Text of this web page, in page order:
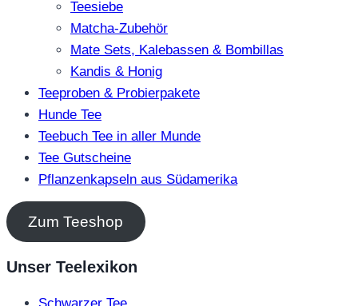
Teesiebe
Matcha-Zubehör
Mate Sets, Kalebassen & Bombillas
Kandis & Honig
Teeproben & Probierpakete
Hunde Tee
Teebuch Tee in aller Munde
Tee Gutscheine
Pflanzenkapseln aus Südamerika
Zum Teeshop
Unser Teelexikon
Schwarzer Tee